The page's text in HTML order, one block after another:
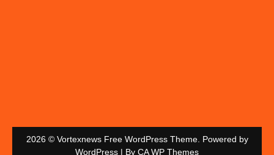
2026 © Vortexnews Free WordPress Theme. Powered by
WordPress | By CA WP Themes